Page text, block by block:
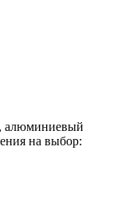
алюминиевый
на выбор: